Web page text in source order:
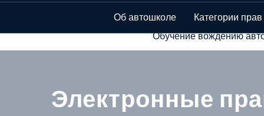
Автошкола в
Обучение вождению
Об автошколе Категории прав
Электронные